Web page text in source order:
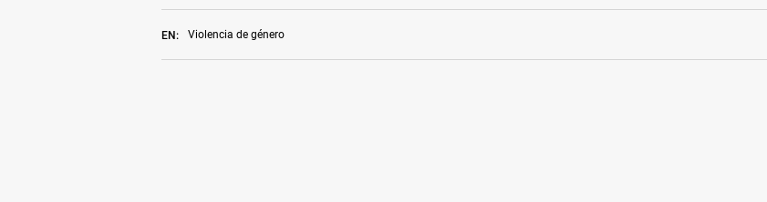
EN: Violencia de género